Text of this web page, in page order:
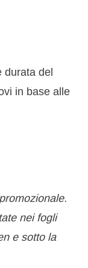
durata del
in base alle
nei fogli
e sotto la